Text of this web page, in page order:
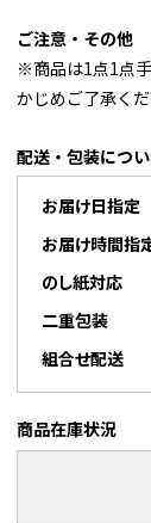
ご注意・その他
※商品は1点1点
かじめご了承くだ
配送・包装につ
お届け日指定
お届け時間指
のし紙対応
二重包装
組合せ配送
商品在庫状況